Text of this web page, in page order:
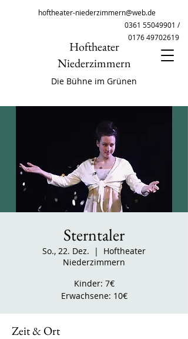
hoftheater-niederzimmern@web.de
Hoftheater
Niederzimmern
0361 55049901 /
0176 49702619
Die Bühne im Grünen
Sterntaler
So., 22. Dez.
  |
Hoftheater
Niederzimmern
Kinder: 7€
Erwachsene: 10€
Zeit & Ort